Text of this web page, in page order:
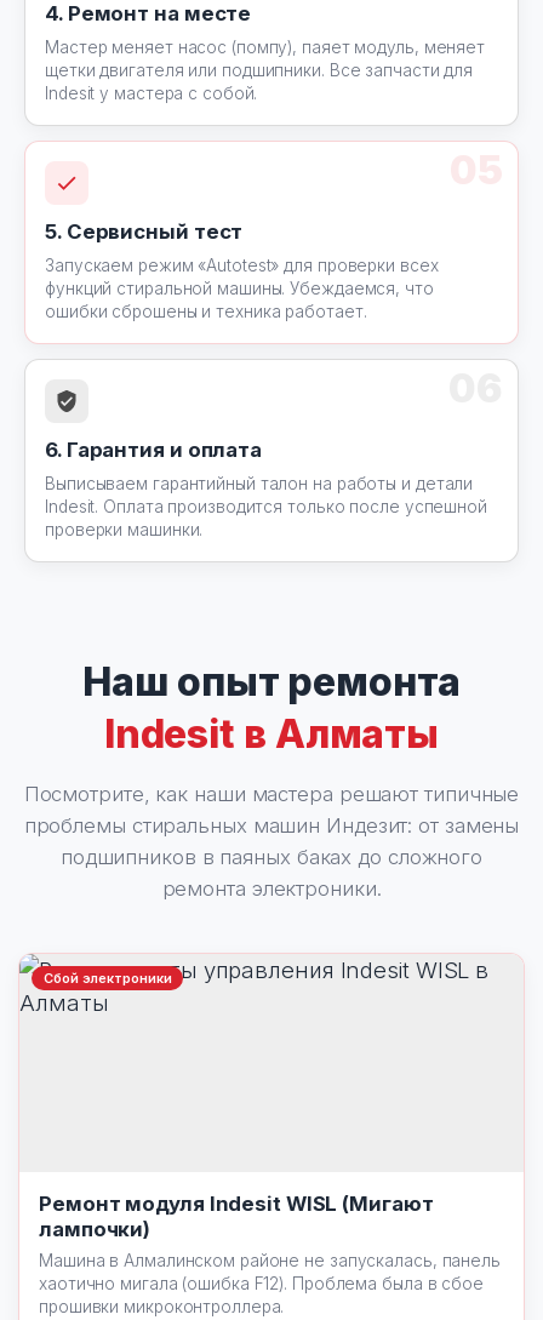
4. Ремонт на месте
Мастер меняет насос (помпу), паяет модуль, меняет
щетки двигателя или подшипники. Все запчасти для
Indesit у мастера с собой.
5. Сервисный тест
Запускаем режим «Autotest» для проверки всех
функций стиральной машины. Убеждаемся, что
ошибки сброшены и техника работает.
6. Гарантия и оплата
Выписываем гарантийный талон на работы и детали
Indesit. Оплата производится только после успешной
проверки машинки.
Наш опыт ремонта
Indesit в Алматы
Посмотрите, как наши мастера решают типичные
проблемы стиральных машин Индезит: от замены
подшипников в паяных баках до сложного
ремонта электроники.
Сбой электроники
Ремонт модуля Indesit WISL (Мигают
лампочки)
Машина в Алмалинском районе не запускалась, панель
хаотично мигала (ошибка F12). Проблема была в сбое
прошивки микроконтроллера.